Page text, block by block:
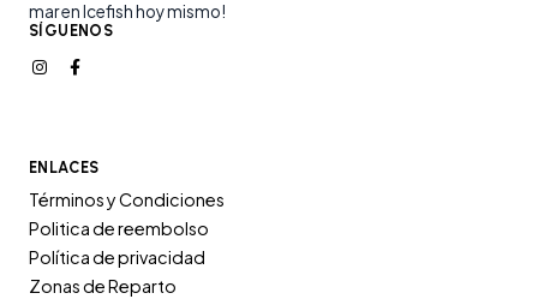
mar en Icefish hoy mismo!
SÍGUENOS
ENLACES
Términos y Condiciones
Politica de reembolso
Política de privacidad
Zonas de Reparto